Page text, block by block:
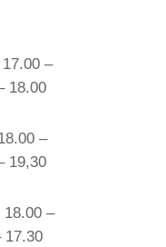
–
–
–